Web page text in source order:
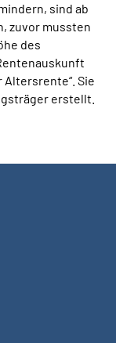
sind ab
zuvor mussten
des
Sie
erstellt.